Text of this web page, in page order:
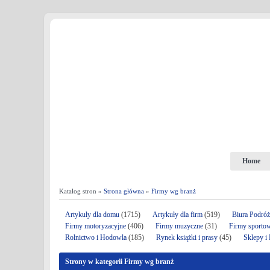
Home
Katalog stron » Strona główna » Firmy wg branż
Artykuły dla domu (1715) Artykuły dla firm (519)
Biura
Firmy motoryzacyjne (406) Firmy muzyczne (31)
Firmy
Rolnictwo i Hodowla (185) Rynek książki i prasy (45) Sklepy i
Strony w kategorii Firmy wg branż